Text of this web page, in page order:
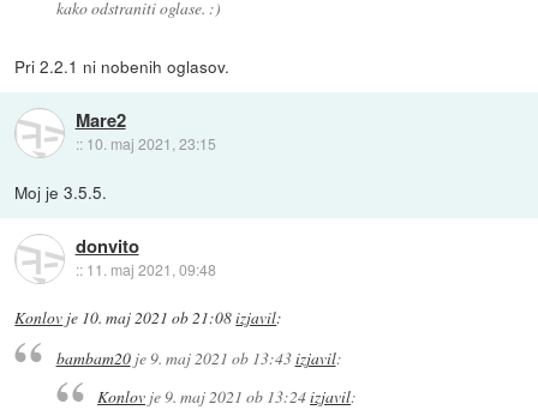
kako odstraniti oglase. :)
Pri 2.2.1 ni nobenih oglasov.
Mare2
:: 10. maj 2021, 23:15
Moj je 3.5.5.
donvito
:: 11. maj 2021, 09:48
Konlov je 10. maj 2021 ob 21:08izjavil:
bambam20je 9. maj 2021 ob 13:43izjavil:
Konlov je9. maj 2021 ob 13:24izjavil: